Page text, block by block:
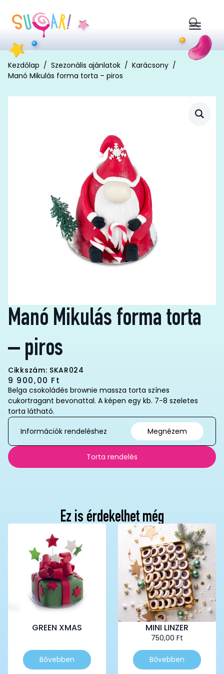
Search
for:
Kezdőlap Szezonális ajánlatok
Karácsony
Manó Mikulás forma torta – piros
Manó Mikulás forma torta
– piros
Cikkszám: SKAR024
9 900,00 Ft
Belga csokoládés brownie massza torta színes
cukortragant bevonattal. A képen egy kb. 7-8 szeletes
torta látható.
Információk rendeléshez
Megnézem
Torta rendelés
Ez is érdekelhet még
GREEN XMAS
Bővebben
Ennek
a
MINI LINZER
750,00 Ft
Bővebben